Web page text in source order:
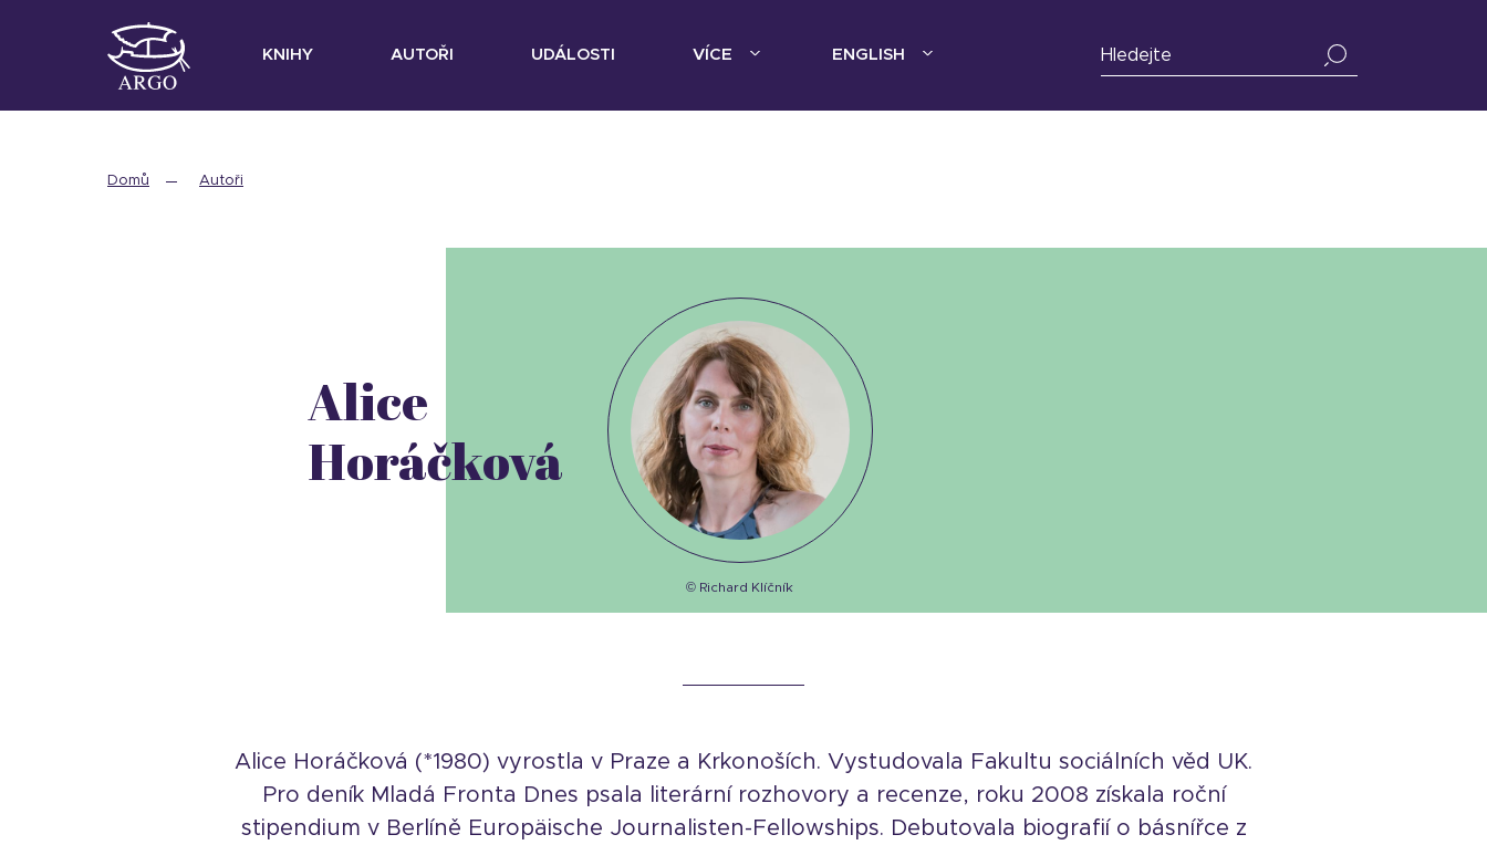
KNIHY AUTOŘI UDÁLOSTI VÍCE ENGLISH
Domů Autoři
Alice
Horáčková
© Richard Klíčník
Alice Horáčková (*1980) vyrostla v Praze a Krkonoších. Vystudovala Fakultu sociálních věd UK.
Pro deník Mladá Fronta Dnes psala literární rozhovory a recenze, roku 2008 získala roční
stipendium v Berlíně Europäische Journalisten-Fellowships. Debutovala biografií o básnířce z